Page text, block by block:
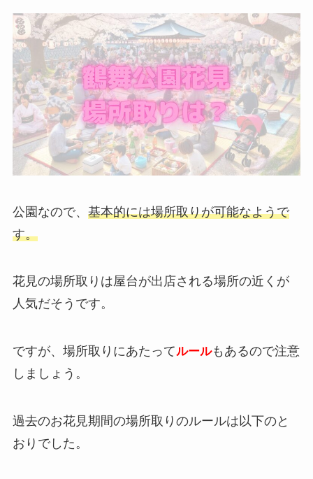
公園なので、 基本的には場所取りが可能なようで
す。
花見の場所取りは屋台が出店される場所の近くが
人気だそうです。
ですが、場所取りにあたってルールもあるので注意
しましょう。
過去のお花見期間の場所取りのルールは以下のと
おりでした。